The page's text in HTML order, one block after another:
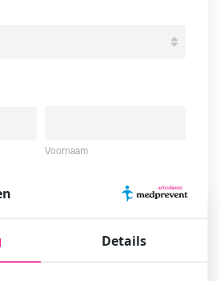
Voornaam
Achternaam
Details